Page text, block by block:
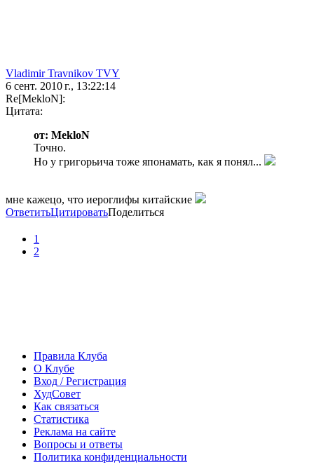
Vladimir Travnikov TVY
6 сент. 2010 г., 13:22:14
Re[MekloN]:
Цитата:
от: MekloN
Точно.
Но у григорьича тоже японамать, как я понял...
мне кажецо, что иероглифы китайские
ОтветитьЦитироватьПоделиться
1
2
Правила Клуба
О Клубе
Вход / Регистрация
ХудСовет
Как связаться
Статистика
Реклама на сайте
Вопросы и ответы
Политика конфиденциальности